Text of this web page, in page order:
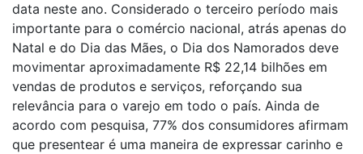
data neste ano. Considerado o terceiro período mais
importante para o comércio nacional, atrás apenas do
Natal e do Dia das Mães, o Dia dos Namorados deve
movimentar aproximadamente R$ 22,14 bilhões em
vendas de produtos e serviços, reforçando sua
relevância para o varejo em todo o país. Ainda de
acordo com pesquisa, 77% dos consumidores afirmam
que presentear é uma maneira de expressar carinho e